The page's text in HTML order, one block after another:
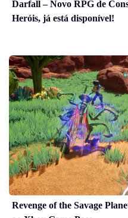
Darfall – Novo RPG de
Heróis, já está disponível!
Revenge of the Savage